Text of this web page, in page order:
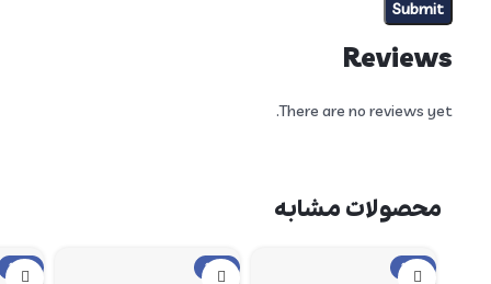
Reviews
There are no reviews yet.
محصولات مشابه
حراج حراج حراج